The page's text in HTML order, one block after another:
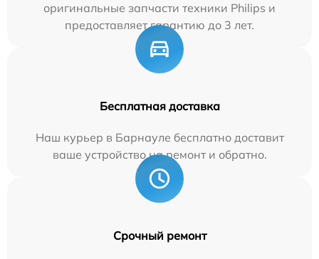
оригинальные запчасти техники Philips и
предоставляет гарантию до 3 лет.
Бесплатная доставка
Наш курьер в Барнауле бесплатно доставит
ваше устройство на ремонт и обратно.
Срочный ремонт